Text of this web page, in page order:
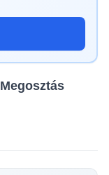
Megosztás